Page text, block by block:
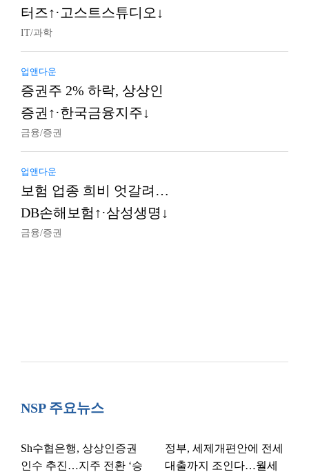
터즈↑·고스트스튜디오↓
IT/과학
업앤다운
증권주 2% 하락, 상상인
증권↑·한국금융지주↓
금융/증권
업앤다운
보험 업종 희비 엇갈려…
DB손해보험↑·삼성생명↓
금융/증권
NSP 주요뉴스
Sh수협은행, 상상인증권
인수 추진…지주 전환 ‘승
정부, 세제개편안에 전세
대출까지 조인다…월세